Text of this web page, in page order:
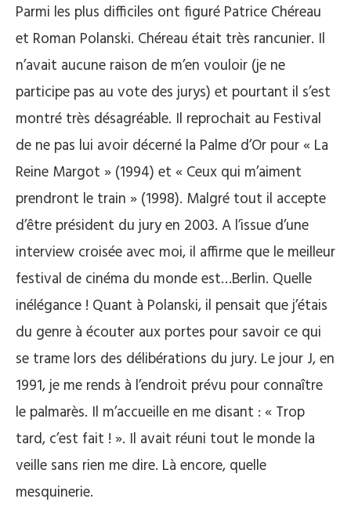
Parmi les plus difficiles ont figuré Patrice Chéreau
et Roman Polanski. Chéreau était très rancunier. Il
n’avait aucune raison de m’en vouloir (je ne
participe pas au vote des jurys) et pourtant il s’est
montré très désagréable. Il reprochait au Festival
de ne pas lui avoir décerné la Palme d’Or pour « La
Reine Margot » (1994) et « Ceux qui m’aiment
prendront le train » (1998). Malgré tout il accepte
d’être président du jury en 2003. A l’issue d’une
interview croisée avec moi, il affirme que le meilleur
festival de cinéma du monde est…Berlin. Quelle
inélégance ! Quant à Polanski, il pensait que j’étais
du genre à écouter aux portes pour savoir ce qui
se trame lors des délibérations du jury. Le jour J, en
1991, je me rends à l’endroit prévu pour connaître
le palmarès. Il m’accueille en me disant : « Trop
tard, c’est fait ! ». Il avait réuni tout le monde la
veille sans rien me dire. Là encore, quelle
mesquinerie.